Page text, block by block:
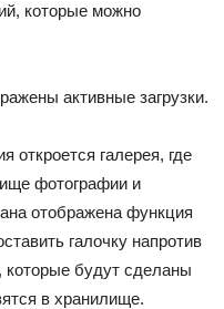
которые можно
активные загрузки.
откроется галерея, где
фотографии и
отображена функция
галочку напротив
которые будут сделаны
в хранилище.